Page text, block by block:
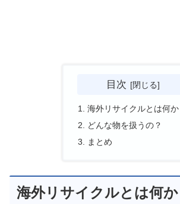
目次
海外リサイクルとは何か
どんな物を扱うの？
まとめ
海外リサイクルとは何か